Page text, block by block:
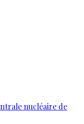
nucléaire de